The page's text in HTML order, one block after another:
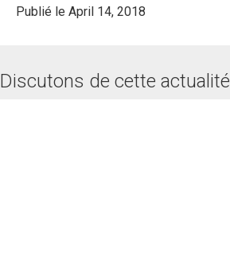
Publié le April 14, 2018
Discutons de cette actualité